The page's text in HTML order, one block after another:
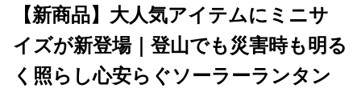
【新商品】大人気アイテムにミニサ
イズが新登場｜登山でも災害時も明る
く照らし心安らぐソーラーランタン